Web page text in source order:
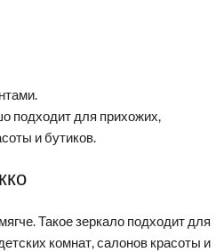
подходит для прихожих,
и бутиков.
Такое зеркало подходит для
комнат, салонов красоты и